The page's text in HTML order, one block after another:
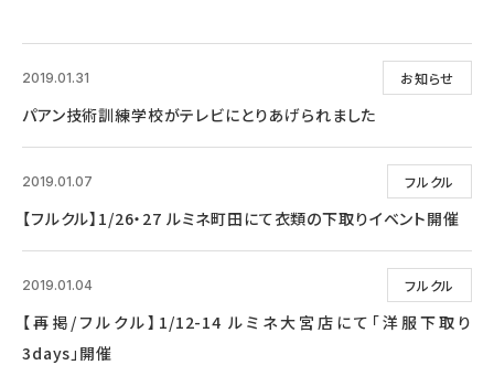
お知らせ
2019.01.31
パアン技術訓練学校がテレビにとりあげられました
フルクル
2019.01.07
【フルクル】1/26・27 ルミネ町田にて衣類の下取りイベント開催
フルクル
2019.01.04
【再掲/フルクル】1/12-14 ルミネ大宮店にて「洋服下取り
3days」開催